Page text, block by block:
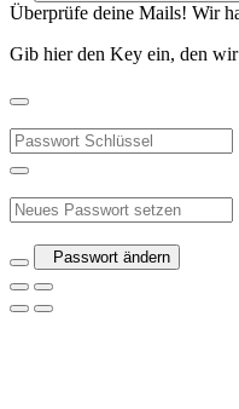
Überprüfe deine Mails! Wir
Gib hier den Key ein, den
Passwort ändern